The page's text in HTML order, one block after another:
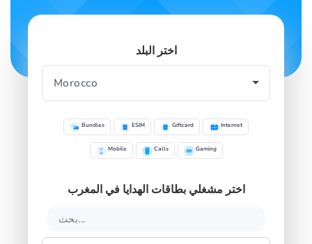
اختر البلد
Bundles ESIM Giftcard Internet
Mobile Calls Gaming
اختر مشغلي بطاقات الهدايا في المغرب